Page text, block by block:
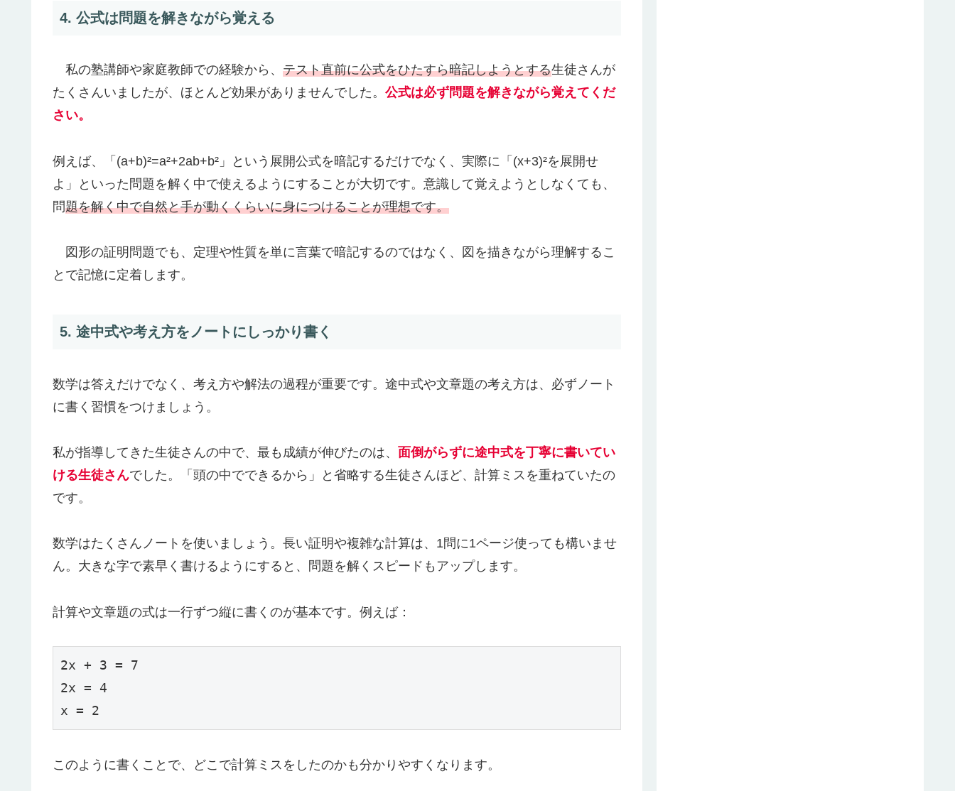
4. 公式は問題を解きながら覚える
私の塾講師や家庭教師での経験から、 テスト直前に公式をひたすら暗記しようとする生徒さんが
たくさんいましたが、ほとんど効果がありませんでした。 公式は必ず問題を解きながら覚えてくだ
さい。
例えば、「(a+b)²=a²+2ab+b²」という展開公式を暗記するだけでなく、実際に「(x+3)²を展開せ
よ」といった問題を解く中で使えるようにすることが大切です。意識して覚えようとしなくても、
問題を解く中で自然と手が動くくらいに身につけることが理想です。
図形の証明問題でも、定理や性質を単に言葉で暗記するのではなく、図を描きながら理解するこ
とで記憶に定着します。
5. 途中式や考え方をノートにしっかり書く
数学は答えだけでなく、考え方や解法の過程が重要です。途中式や文章題の考え方は、必ずノート
に書く習慣をつけましょう。
私が指導してきた生徒さんの中で、最も成績が伸びたのは、 面倒がらずに途中式を丁寧に書いてい
ける生徒さんでした。「頭の中でできるから」と省略する生徒さんほど、計算ミスを重ねていたの
です。
数学はたくさんノートを使いましょう。長い証明や複雑な計算は、1問に1ページ使っても構いませ
ん。大きな字で素早く書けるようにすると、問題を解くスピードもアップします。
計算や文章題の式は一行ずつ縦に書くのが基本です。例えば：
2x + 3 = 7
2x = 4
x = 2
このように書くことで、どこで計算ミスをしたのかも分かりやすくなります。